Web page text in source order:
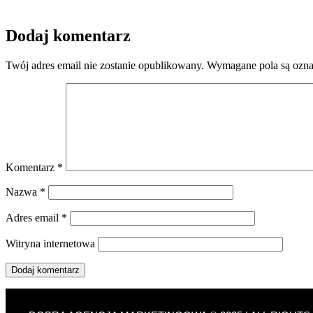
Dodaj komentarz
Twój adres email nie zostanie opublikowany. Wymagane pola są
Komentarz *
Nazwa *
Adres email *
Witryna internetowa